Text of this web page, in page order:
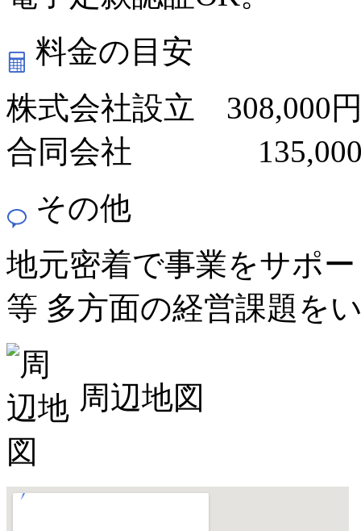
料金の目安
株式会社設立 308,000
合同会社 135,000
その他
地元密着で事業をサポ
等 多方面の経営課題を
周辺地図